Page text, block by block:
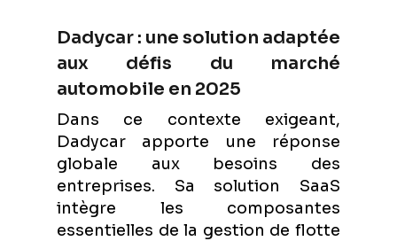
Dadycar : une solution adaptée
aux défis du marché
automobile en 2025
Dans ce contexte exigeant,
Dadycar apporte une réponse
globale aux besoins des
entreprises. Sa solution SaaS
intègre les composantes
essentielles de la gestion de flotte